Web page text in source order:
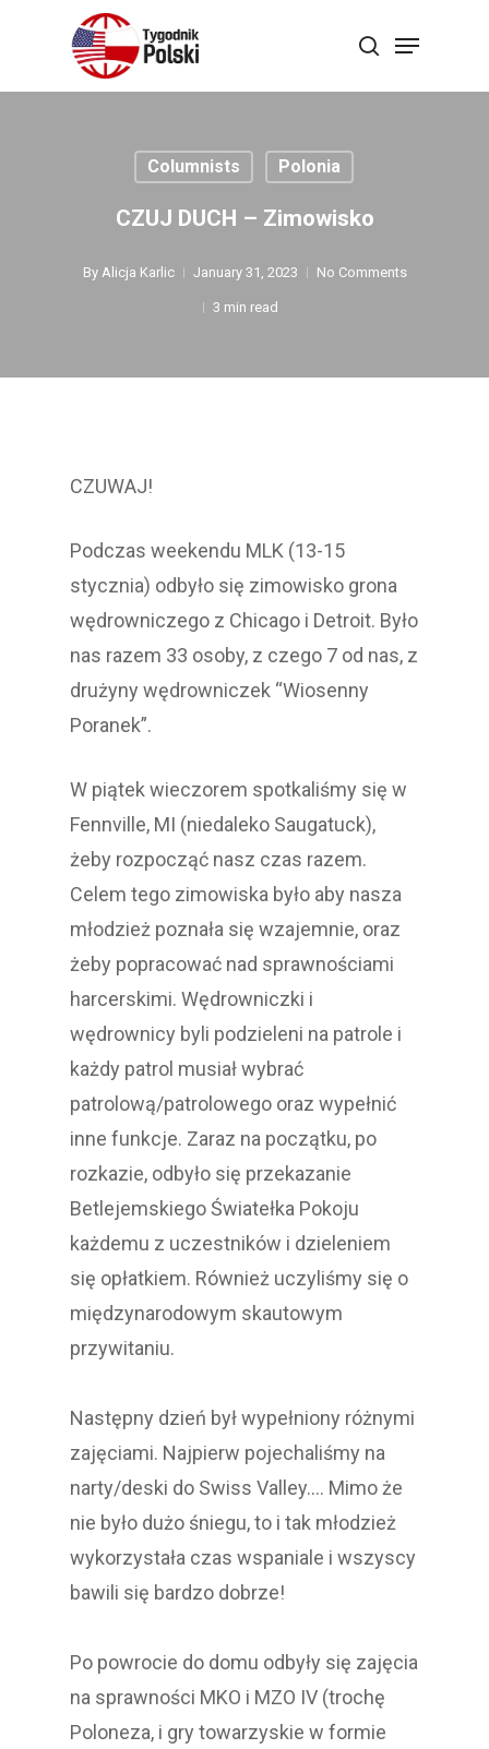
search
Menu
Columnists Polonia
CZUJ DUCH – Zimowisko
By Alicja Karlic January 31, 2023 No Comments
3 min read
CZUWAJ!
Podczas weekendu MLK (13-15
stycznia) odbyło się zimowisko grona
wędrowniczego z Chicago i Detroit. Było
nas razem 33 osoby, z czego 7 od nas, z
drużyny wędrowniczek “Wiosenny
Poranek”.
W piątek wieczorem spotkaliśmy się w
Fennville, MI (niedaleko Saugatuck),
żeby rozpocząć nasz czas razem.
Celem tego zimowiska było aby nasza
młodzież poznała się wzajemnie, oraz
żeby popracować nad sprawnościami
harcerskimi. Wędrowniczki i
wędrownicy byli podzieleni na patrole i
każdy patrol musiał wybrać
patrolową/patrolowego oraz wypełnić
inne funkcje. Zaraz na początku, po
rozkazie, odbyło się przekazanie
Betlejemskiego Światełka Pokoju
każdemu z uczestników i dzieleniem
się opłatkiem. Również uczyliśmy się o
międzynarodowym skautowym
przywitaniu.
Następny dzień był wypełniony różnymi
zajęciami. Najpierw pojechaliśmy na
narty/deski do Swiss Valley…. Mimo że
nie było dużo śniegu, to i tak młodzież
wykorzystała czas wspaniale i wszyscy
bawili się bardzo dobrze!
Po powrocie do domu odbyły się zajęcia
na sprawności MKO i MZO IV (trochę
Poloneza, i gry towarzyskie w formie